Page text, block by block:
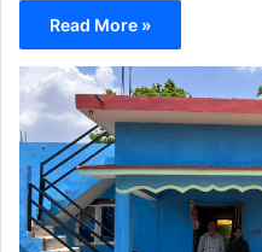
Read More »